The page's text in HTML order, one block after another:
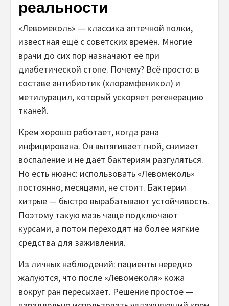
реальности
«Левомеколь» — классика аптечной полки,
известная ещё с советских времён. Многие
врачи до сих пор назначают её при
диабетической стопе. Почему? Всё просто: в
составе антибиотик (хлорамфеникол) и
метилурацил, который ускоряет регенерацию
тканей.
Крем хорошо работает, когда рана
инфицирована. Он вытягивает гной, снимает
воспаление и не даёт бактериям разгуляться.
Но есть нюанс: использовать «Левомеколь»
постоянно, месяцами, не стоит. Бактерии
хитрые — быстро вырабатывают устойчивость.
Поэтому такую мазь чаще подключают
курсами, а потом переходят на более мягкие
средства для заживления.
Из личных наблюдений: пациенты нередко
жалуются, что после «Левомеколя» кожа
вокруг ран пересыхает. Решение простое —